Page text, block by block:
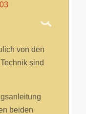
von den
sind
beiden